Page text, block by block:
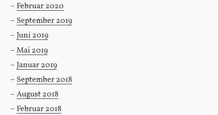
Februar 2020
September 2019
Juni 2019
Mai 2019
Januar 2019
September 2018
August 2018
Februar 2018